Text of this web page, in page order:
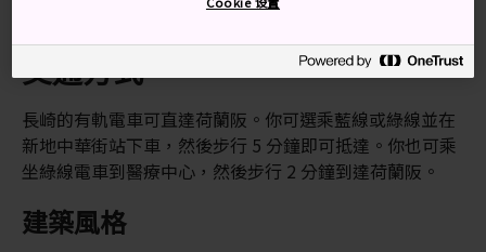
交通方式
長崎的有軌電車可直達荷蘭阪。你可選乘藍線或綠線並在
新地中華街站下車，然後步行 5 分鐘即可抵達。你也可乘
坐綠線電車到醫療中心，然後步行 2 分鐘到達荷蘭阪。
建築風格